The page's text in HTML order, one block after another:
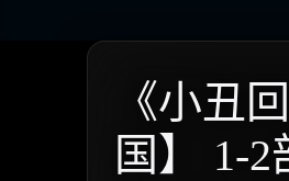
《小丑
国】 1-2